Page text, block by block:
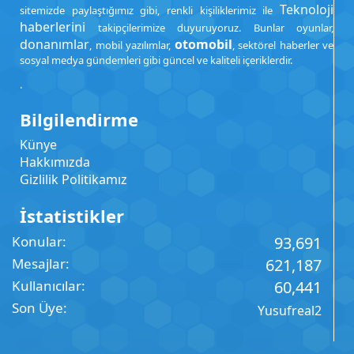
sitemizde paylaştığımız gibi, renkli kişiliklerimiz ile Teknoloji
haberlerini takipçilerimize duyuruyoruz. Bunlar oyunlar,
donanımlar, mobil yazılımlar, otomobil, sektörel haberler ve
sosyal medya gündemleri gibi güncel ve kaliteli içeriklerdir.
.
Bilgilendirme
Künye
Hakkımızda
Gizlilik Politikamız
İstatistikler
Konular 93,691
Mesajlar 621,187
Kullanıcılar 60,441
Son Üye Yusufreal2